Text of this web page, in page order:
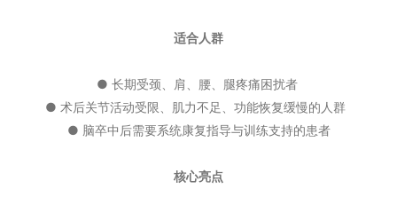
适合人群
● 长期受颈、肩、腰、腿疼痛困扰者
● 术后关节活动受限、肌力不足、功能恢复缓慢的人群
● 脑卒中后需要系统康复指导与训练支持的患者
核心亮点